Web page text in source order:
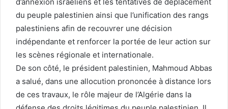
du peuple palestinien ainsi que l’unification des rangs
palestiniens afin de recouvrer une décision
indépendante et renforcer la portée de leur action sur
les scènes régionale et internationale.
De son côté, le président palestinien, Mahmoud Abbas
a salué, dans une allocution prononcée à distance lors
de ces travaux, le rôle majeur de l’Algérie dans la